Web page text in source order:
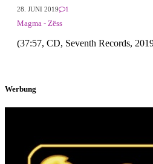
28. JUNI 2019 1
Magma - Zëss
(37:57, CD, Seventh Records,
Werbung